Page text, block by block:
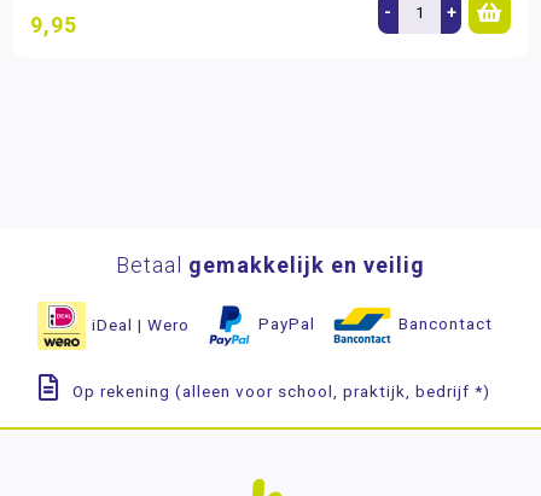
9,95 - +
Betaal gemakkelijk en veilig
iDeal | Wero PayPal Bancontact
Op rekening (alleen voor school, praktijk, bedrijf *)